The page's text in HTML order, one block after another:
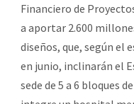
Financiero de
a aportar 2.600
diseños, que, según el
en junio, inclinarán el
sede de 5 a 6 bloques